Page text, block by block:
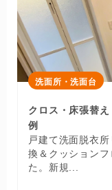
洗面所・洗面台
クロス・床張替
例
戸建て洗面脱衣
換＆クッション
た。新規...